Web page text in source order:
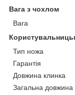
Вага з чохлом
Вага
Тип ножа
Гарантія
Довжина клинка
Загальна довжина